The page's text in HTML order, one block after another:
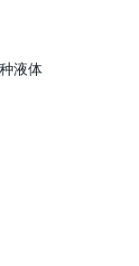
液体